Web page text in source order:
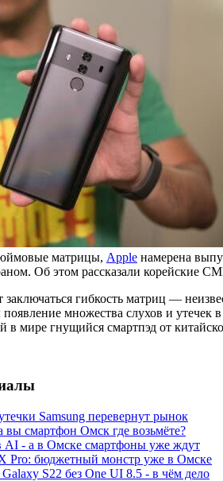
матрицы, Apple намерена
Об этом рассказали корейские
заключаться гибкость матриц —
появление множества слухов и
в мире гнущийся смартпэд от
Samsung перевернут рынок
вы смартфон Омск где возьмёте?
AI - а в Омске смартфоны уже ждут
Pro: бюджетный монстр уже в Омске
Galaxy S22 без One UI 8.5 - в чём дело